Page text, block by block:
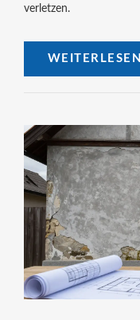
verletzen.
WEITERLESEN